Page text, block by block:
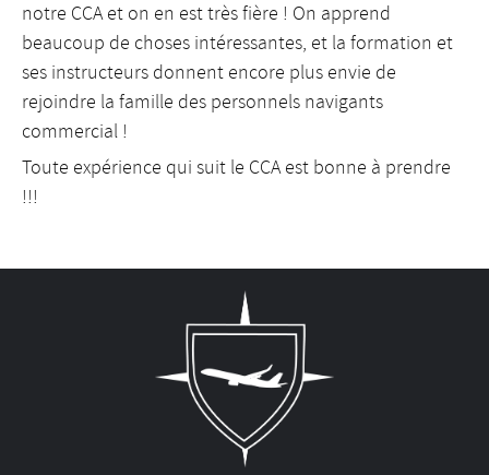
notre CCA et on en est très fière ! On apprend
beaucoup de choses intéressantes, et la formation et
ses instructeurs donnent encore plus envie de
rejoindre la famille des personnels navigants
commercial !
Toute expérience qui suit le CCA est bonne à prendre
!!!